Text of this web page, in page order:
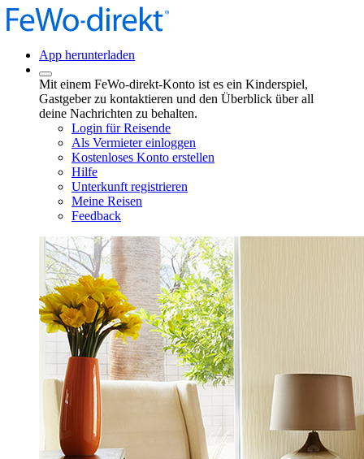
App herunterladen
Mit einem FeWo-direkt-Konto ist es ein Kinderspiel,
Gastgeber zu kontaktieren und den Überblick über all
deine Nachrichten zu behalten.
Login für Reisende
Als Vermieter einloggen
Kostenloses Konto erstellen
Hilfe
Unterkunft registrieren
Meine Reisen
Feedback